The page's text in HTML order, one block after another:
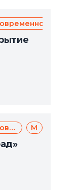
Современное искусство Музыка